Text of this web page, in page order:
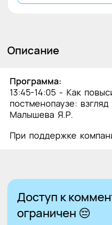
Описание
Программа:
13:45-14:05 - Как
постменопаузе:
Малышева Я.Р.
При поддержке
Доступ к
ограничен 😔